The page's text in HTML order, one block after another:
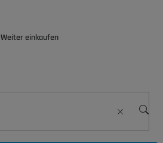
Weiter einkaufen